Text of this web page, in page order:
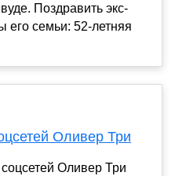
Поздравить экс-
его семьи: 52-летняя
Оливер Три
Оливер Три